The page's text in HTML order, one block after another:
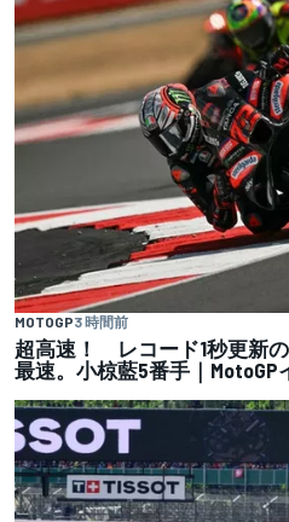
MOTOGP3 時間前
超高速！ レコード1秒更新
最速。小椋藍5番手｜MotoGP